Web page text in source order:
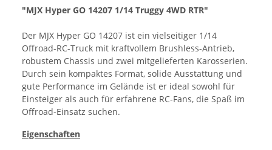
"MJX Hyper GO 14207 1/14 Truggy 4WD RTR"
Der MJX Hyper GO 14207 ist ein vielseitiger 1/14
Offroad-RC-Truck mit kraftvollem Brushless-Antrieb,
robustem Chassis und zwei mitgelieferten Karosserien.
Durch sein kompaktes Format, solide Ausstattung und
gute Performance im Gelände ist er ideal sowohl für
Einsteiger als auch für erfahrene RC-Fans, die Spaß im
Offroad-Einsatz suchen.
Eigenschaften